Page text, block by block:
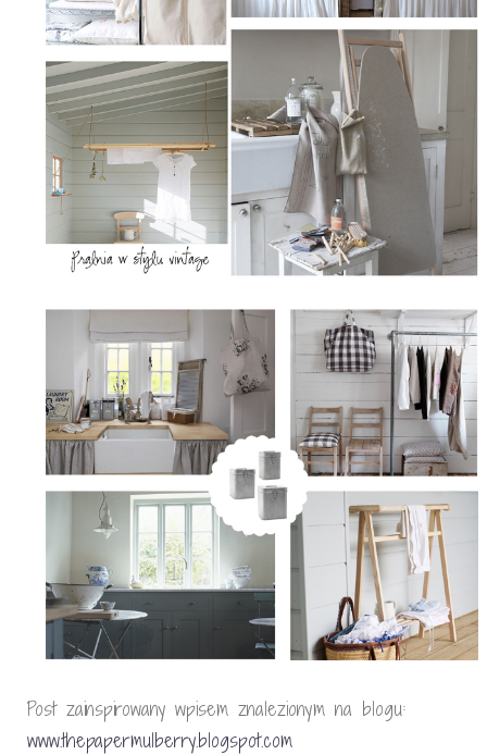
Post zainspirowany wpisem znalezionym na blogu:
www.thepapermulberry.blogspot.com